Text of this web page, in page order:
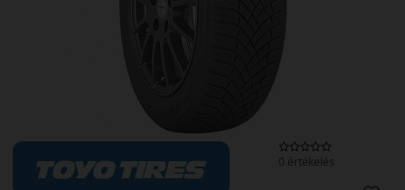
0 értékelés